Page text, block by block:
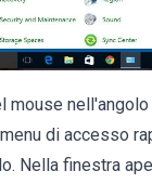
mouse
di accesso
Nella finestra